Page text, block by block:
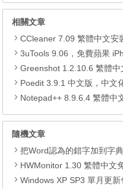
相關文章
CCleaner 7.09 繁體中文安
3uTools 9.06，免費蘋果
Greenshot 1.2.10.6 繁體中文
Poedit 3.9.1 中文版，中文
Notepad++ 8.9.6.4 繁體中
隨機文章
把Word認為的錯字加到字
HWMonitor 1.30 繁體中文
Windows XP SP3 單月更